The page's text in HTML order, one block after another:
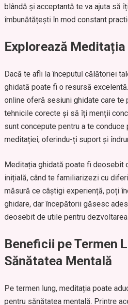
blândă și acceptantă te va ajuta să
îmbunătățești în mod constant
Explorează
Dacă te afli la începutul călătoriei
ghidată poate fi o resursă
online oferă sesiuni ghidate care te
tehnicile corecte și să îți menții
sunt concepute pentru a te
meditației, oferindu-ți suport și
Meditația ghidată poate fi deosebit
inițială, când te familiarizezi cu
măsură ce câștigi experiență, poți
ghidare, dar începătorii găsesc
deosebit de utile pentru
Beneficii pe Termen
Sănătatea Mentală
Pe termen lung, meditația poate
pentru sănătatea mentală. Printre